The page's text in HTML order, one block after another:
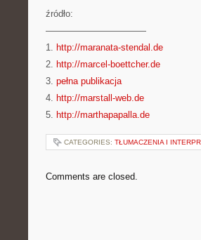
źródło:
———————————
1. http://maranata-stendal.de
2. http://marcel-boettcher.de
3. pełna publikacja
4. http://marstall-web.de
5. http://marthapapalla.de
CATEGORIES: TŁUMACZENIA I
Comments are closed.